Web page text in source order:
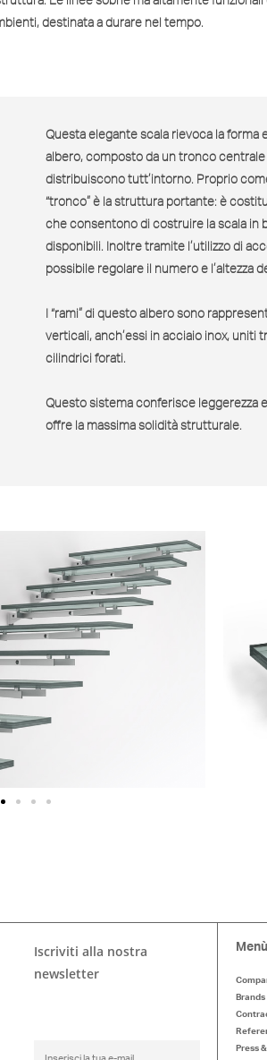
destinata a durare nel tempo.
Questa elegante scala rievoca la forma
albero, composto da un tronco centrale
distribuiscono tutt’intorno. Proprio
“tronco” è la struttura portante: è
che consentono di costruire la scala in
disponibili. Inoltre tramite l’utilizzo di
possibile regolare il numero e l’altezza
I “rami” di questo albero sono
verticali, anch’essi in acciaio inox, uniti
cilindrici forati.
Questo sistema conferisce leggerezza
offre la massima solidità strutturale.
Iscriviti alla nostra
newsletter
Menù
Brands
Press